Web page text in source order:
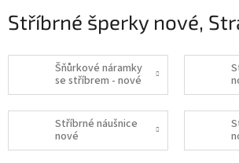
Stříbrné šperky nové,
Šňůrkové náramky
se stříbrem - nové
Stříbrné náušnice
nové